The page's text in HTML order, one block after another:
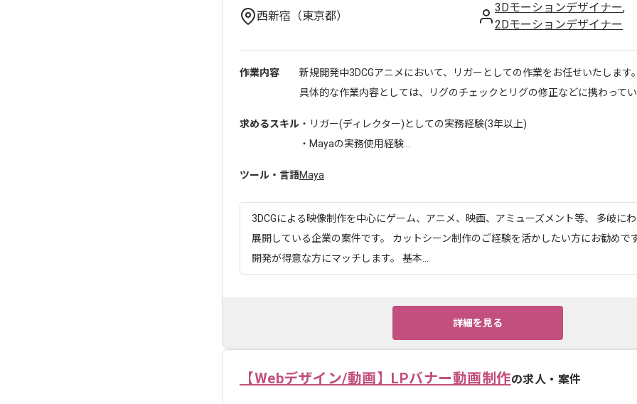
西新宿（東京都）
3Dモーションデザイナー,
2Dモーションデザイナー
作業内容
新規開発中3DCGアニメにおいて、リガーとしての作業をお任せいたします。
具体的な作業内容としては、リグのチェックとリグの修正などに携わってい
求めるスキル ・リガー(ディレクター)としての実務経験(3年以上)
・Mayaの実務使用経験...
ツール・言語Maya
3DCGによる映像制作を中心にゲーム、アニメ、映画、アミューズメント等、 多岐に
展開している企業の案件です。 カットシーン制作のご経験を活かしたい方にお勧めで
開発が得意な方にマッチします。 基本...
詳細を見る
【Webデザイン/動画】LPバナー動画制作の求人・案件